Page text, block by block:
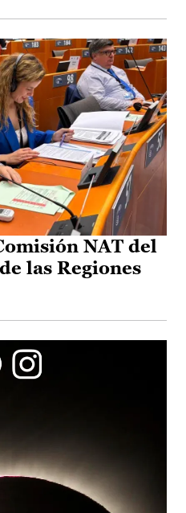
NAT del
las Regiones